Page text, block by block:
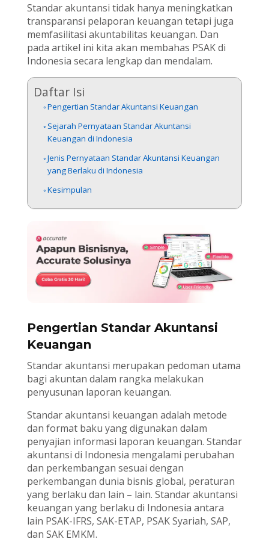
Standar akuntansi tidak hanya meningkatkan
transparansi pelaporan keuangan tetapi juga
memfasilitasi akuntabilitas keuangan. Dan
pada artikel ini kita akan membahas PSAK di
Indonesia secara lengkap dan mendalam.
Daftar Isi
Pengertian Standar Akuntansi Keuangan
Sejarah Pernyataan Standar Akuntansi
Keuangan di Indonesia
Jenis Pernyataan Standar Akuntansi Keuangan
yang Berlaku di Indonesia
Kesimpulan
Pengertian Standar Akuntansi
Keuangan
Standar akuntansi merupakan pedoman utama
bagi akuntan dalam rangka melakukan
penyusunan laporan keuangan.
Standar akuntansi keuangan adalah metode
dan format baku yang digunakan dalam
penyajian informasi laporan keuangan. Standar
akuntansi di Indonesia mengalami perubahan
dan perkembangan sesuai dengan
perkembangan dunia bisnis global, peraturan
yang berlaku dan lain – lain. Standar akuntansi
keuangan yang berlaku di Indonesia antara
lain PSAK-IFRS, SAK-ETAP, PSAK Syariah, SAP,
dan SAK EMKM.